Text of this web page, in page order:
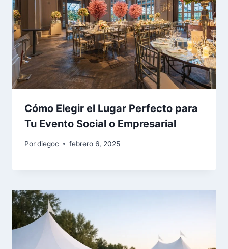
Cómo Elegir el Lugar Perfecto para
Tu Evento Social o Empresarial
Pordiegoc febrero 6, 2025